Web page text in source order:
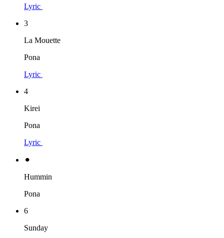
Lyric
3
La Mouette
Pona
Lyric
4
Kirei
Pona
Lyric
⚫︎
Hummin
Pona
6
Sunday